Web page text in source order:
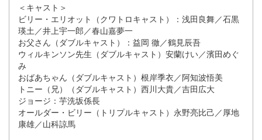
＜キャスト＞
ビリー・エリオット（クワトロキャスト）：浅田良舞／石黒
瑛土／井上宇一郎／春山嘉夢一
お父さん（ダブルキャスト）：益岡 徹／鶴見辰吾
ウィルキンソン先生（ダブルキャスト）安蘭けい／濱田めぐ
み
おばあちゃん（ダブルキャスト）根岸季衣／阿知波悟美
トニー（兄）（ダブルキャスト）西川大貴／吉田広大
ジョージ：芋洗坂係長
オールダー・ビリー（トリプルキャスト）永野亮比己／厚地
康雄／山科諒馬